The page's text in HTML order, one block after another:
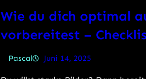
Wie du dich optimal
vorbereitest –
Pascal Juni 14, 2025